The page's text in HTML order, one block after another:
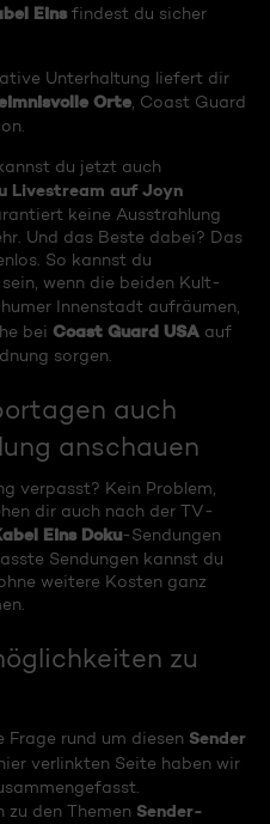
Einsfindest du sicher
Unterhaltung liefert dir
Orte , Coast Guard
du jetzt auch
Livestream auf Joyn
keine Ausstrahlung
Und das Beste dabei? Das
So kannst du
wenn die beiden Kult-
Innenstadt aufräumen,
bei Coast Guard USA auf
sorgen.
auch
anschauen
verpasst? Kein Problem,
dir auch nach der TV-
Eins Doku-Sendungen
Sendungen kannst du
weitere Kosten ganz
zu
Frage rund um diesen Sender
verlinkten Seite haben wir
zu den Themen Sender-